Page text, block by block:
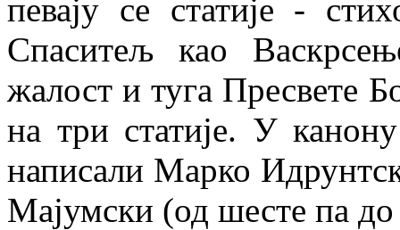
певају се статије -
Спаситељ као
жалост и туга Пресвете
на три статије. У
написали Марко
Мајумски (од шесте па до